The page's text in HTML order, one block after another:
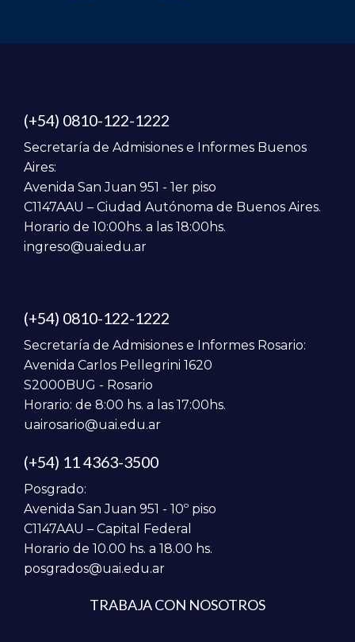
(+54) 0810-122-1222
Secretaría de Admisiones e Informes Buenos
Aires:
Avenida San Juan 951 - 1er piso
C1147AAU – Ciudad Autónoma de Buenos Aires.
Horario de 10:00hs. a las 18:00hs.
ingreso@uai.edu.ar
(+54) 0810-122-1222
Secretaría de Admisiones e Informes Rosario:
Avenida Carlos Pellegrini 1620
S2000BUG - Rosario
Horario: de 8:00 hs. a las 17:00hs.
uairosario@uai.edu.ar
(+54) 11 4363-3500
Posgrado:
Avenida San Juan 951 - 10º piso
C1147AAU – Capital Federal
Horario de 10.00 hs. a 18.00 hs.
posgrados@uai.edu.ar
TRABAJA CON NOSOTROS